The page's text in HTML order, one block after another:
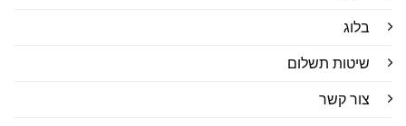
בלוג
שיטות תשלום
צור קשר